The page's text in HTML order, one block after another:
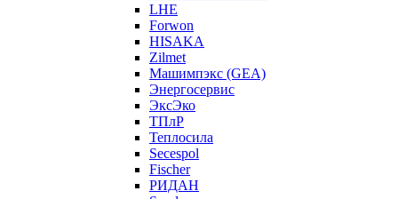
LHE
Forwon
HISAKA
Zilmet
Машимпэкс (GEA)
Энергосервис
ЭксЭко
ТПлР
Теплосила
Secespol
Fischer
РИДАН